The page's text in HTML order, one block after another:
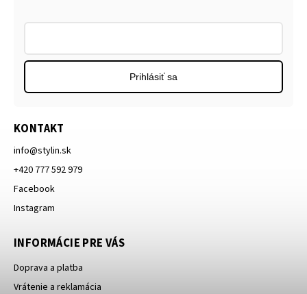
KONTAKT
info@stylin.sk
+420 777 592 979
Facebook
Instagram
INFORMÁCIE PRE VÁS
Doprava a platba
Vrátenie a reklamácia
Prihlásiť sa